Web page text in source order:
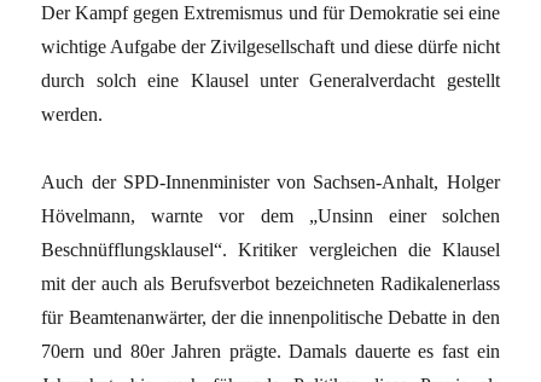
Der Kampf gegen Extremismus und für Demokratie sei eine
wichtige Aufgabe der Zivilgesellschaft und diese dürfe nicht
durch solch eine Klausel unter Generalverdacht gestellt
werden.
Auch der SPD-Innenminister von Sachsen-Anhalt, Holger
Hövelmann, warnte vor dem „Unsinn einer solchen
Beschnüfflungsklausel“. Kritiker vergleichen die Klausel
mit der auch als Berufsverbot bezeichneten Radikalenerlass
für Beamtenanwärter, der die innenpolitische Debatte in den
70ern und 80er Jahren prägte. Damals dauerte es fast ein